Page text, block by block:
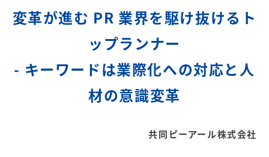
Web制作の製品
変革が進む PR 業界を駆け抜けるト
ップランナー
- キーワードは業際化への対応と人
材の意識変革
共同ピーアール株式会社